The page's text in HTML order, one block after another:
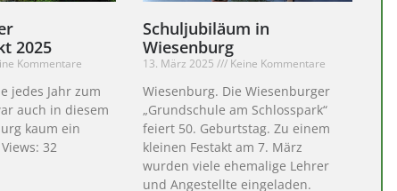
2025
Kommentare
jedes Jahr zum
auch in diesem
kaum ein
32
Schuljubiläum in
Wiesenburg
13. März 2025 Keine Kommentare
Wiesenburg. Die Wiesenburger
„Grundschule am Schlosspark“
feiert 50. Geburtstag. Zu einem
kleinen Festakt am 7. März
wurden viele ehemalige Lehrer
und Angestellte eingeladen.